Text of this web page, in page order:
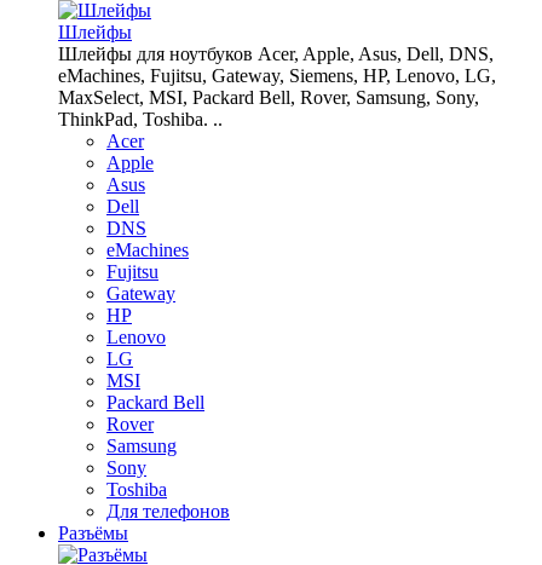
Шлейфы
Шлейфы для ноутбуков Acer, Apple, Asus, Dell, DNS,
eMachines, Fujitsu, Gateway, Siemens, HP, Lenovo, LG,
MaxSelect, MSI, Packard Bell, Rover, Samsung, Sony,
ThinkPad, Toshiba. ..
Acer
Apple
Asus
Dell
DNS
eMachines
Fujitsu
Gateway
HP
Lenovo
LG
MSI
Packard Bell
Rover
Samsung
Sony
Toshiba
Для телефонов
Разъёмы